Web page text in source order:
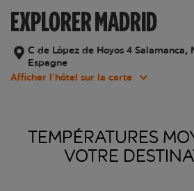
EXPLORER MADRID
C de López de Hoyos 4
Espagne
Afficher l’hôtel sur la carte
TEMPÉRATURES
VOTRE